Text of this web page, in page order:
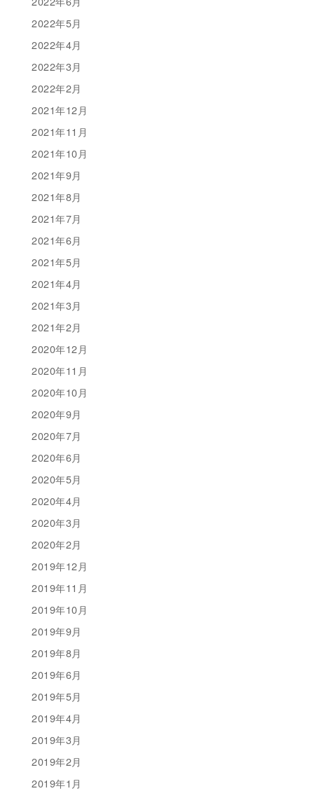
2022年5月
2022年4月
2022年3月
2022年2月
2021年12月
2021年11月
2021年10月
2021年9月
2021年8月
2021年7月
2021年6月
2021年5月
2021年4月
2021年3月
2021年2月
2020年12月
2020年11月
2020年10月
2020年9月
2020年7月
2020年6月
2020年5月
2020年4月
2020年3月
2020年2月
2019年12月
2019年11月
2019年10月
2019年9月
2019年8月
2019年6月
2019年5月
2019年4月
2019年3月
2019年2月
2019年1月